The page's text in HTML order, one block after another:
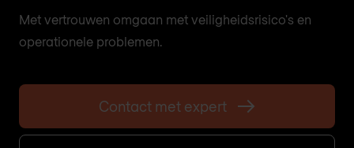
Met vertrouwen omgaan met veiligheidsrisico's en
operationele problemen.
Contact met expert